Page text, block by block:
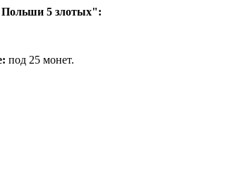
Польши 5 злотых":
под 25 монет.